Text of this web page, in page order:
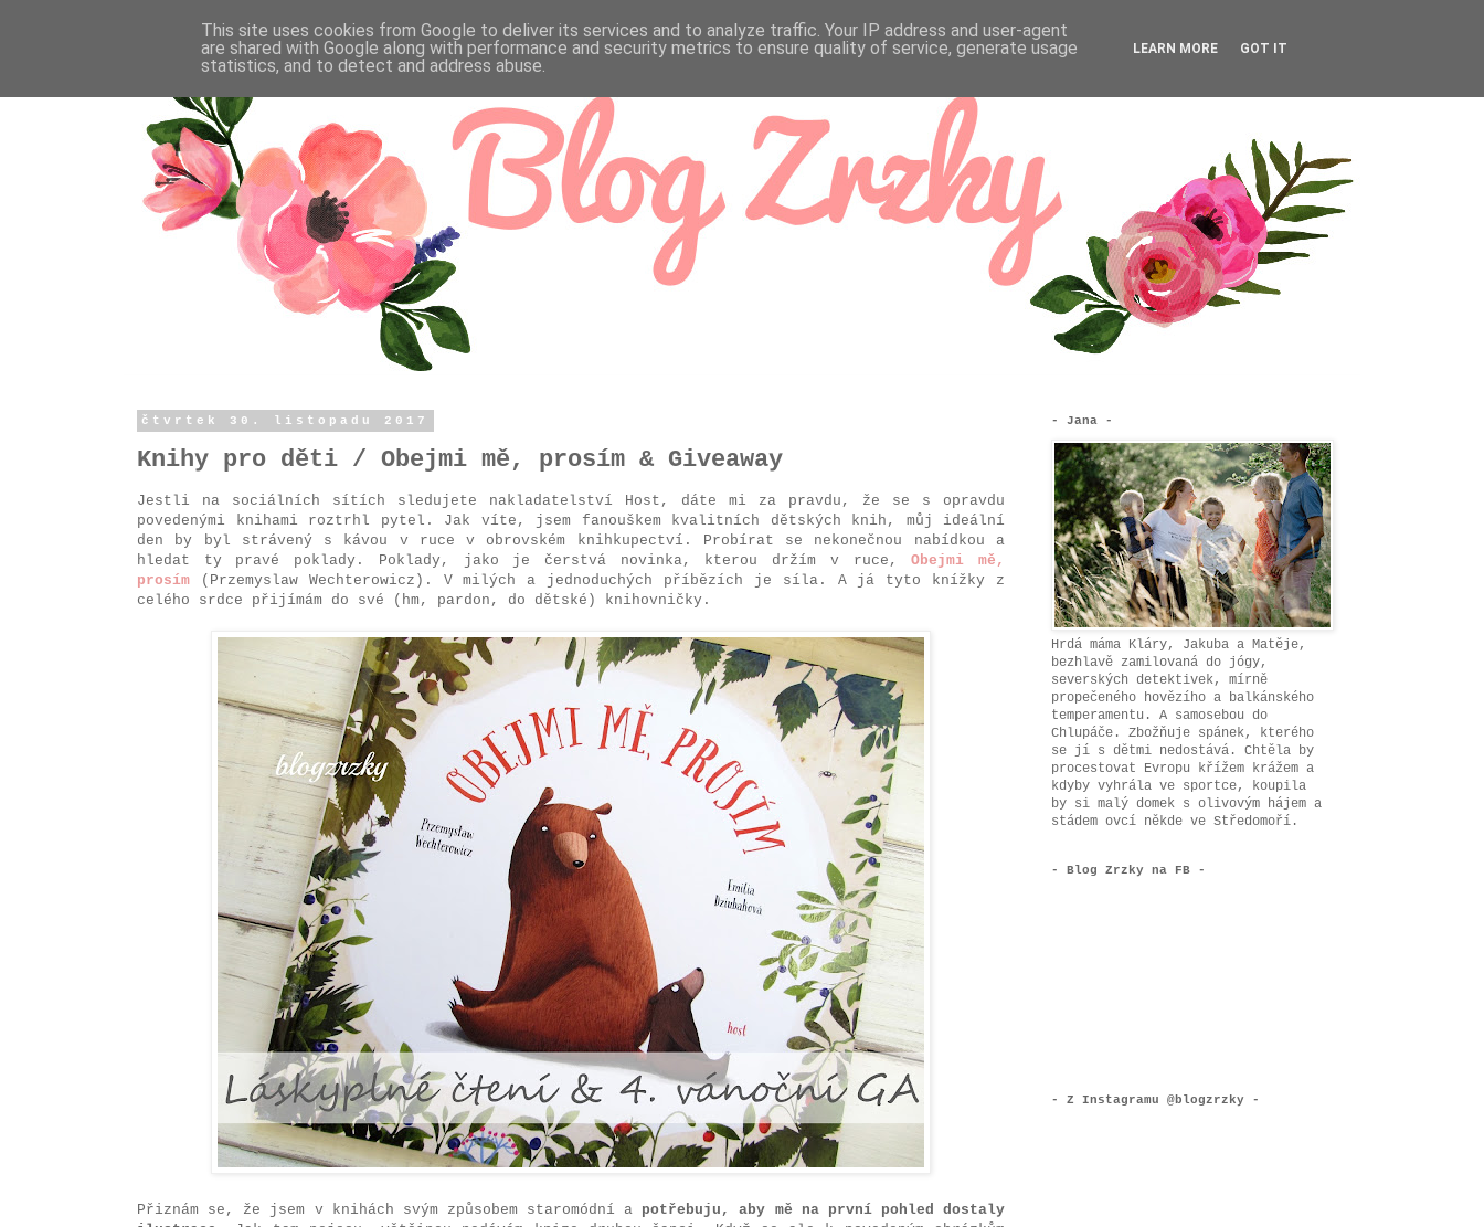
čtvrtek 30. listopadu 2017
Knihy pro děti / Obejmi mě, prosím & Giveaway
Jestli na sociálních sítích sledujete nakladatelství Host, dáte mi za pravdu, že se s opravdu
povedenými knihami roztrhl pytel. Jak víte, jsem fanouškem kvalitních dětských knih, můj ideální
den by byl strávený s kávou v ruce v obrovském knihkupectví. Probírat se nekonečnou nabídkou a
hledat ty pravé poklady. Poklady, jako je čerstvá novinka, kterou držím v ruce,Obejmi mě,
prosím (Przemyslaw Wechterowicz). V milých a jednoduchých příbězích je síla. A já tyto knížky z
celého srdce přijímám do své (hm, pardon, do dětské) knihovničky.
Přiznám se, že jsem v knihách svým způsobem staromódní a potřebuju, aby mě na první pohled dostaly
- Jana -
Hrdá máma Kláry, Jakuba a Matěje,
bezhlavě zamilovaná do jógy,
severských detektivek, mírně
propečeného hovězího a balkánského
temperamentu. A samosebou do
Chlupáče. Zbožňuje spánek, kterého
se jí s dětmi nedostává. Chtěla by
procestovat Evropu křížem krážem a
kdyby vyhrála ve sportce, koupila
by si malý domek s olivovým hájem a
stádem ovcí někde ve Středomoří.
- Blog Zrzky na FB -
- Z Instagramu @blogzrzky -
This site uses cookies from Google to deliver its services and to analyze traffic. Your IP address and user-agent
are shared with Google along with performance and security metrics to ensure quality of service, generate usage
statistics, and to detect and address abuse.
LEARN MORE GOT IT